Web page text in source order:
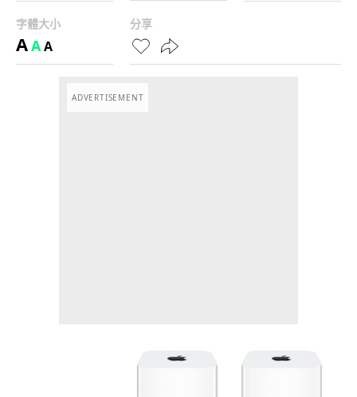
字體大小
AAA
分享
ADVERTISEMENT